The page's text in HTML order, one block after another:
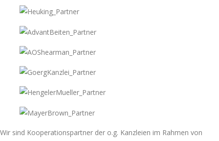
Wir sind Kooperationspartner der o.g. Kanzleien im Rahmen von